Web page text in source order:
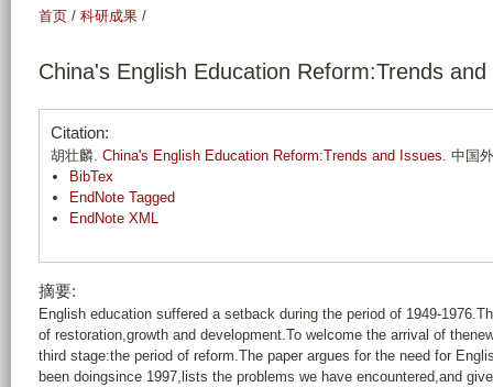
分
首页 / 科研成果 /
China's English Education Reform:Trends
Citation:
胡壮麟. China's English Education Reform:Trends and Issues. 中国
BibTex
EndNote Tagged
EndNote XML
摘要:
English education suffered a setback during the period of 1949-
of restoration,growth and development.To welcome the arrival of
third stage:the period of reform.The paper argues for the need for
been doingsince 1997,lists the problems we have encountered,and